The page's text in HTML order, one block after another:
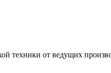
от ведущих